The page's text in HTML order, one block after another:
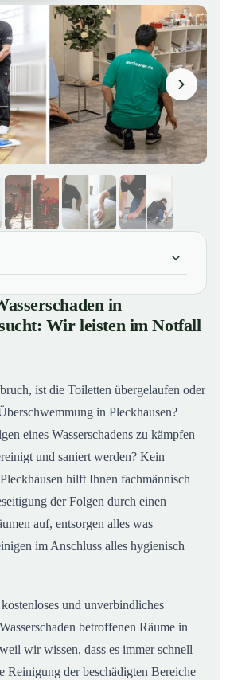
in Pleckhausen
im Notfall Sofort-Hilfe
nach Wasserschaden in
in
Wir leisten im Notfall
ist die Toiletten übergelaufen oder
in Pleckhausen?
eines Wasserschadens zu kämpfen
und saniert werden? Kein
hilft Ihnen fachmännisch
der Folgen durch einen
auf, entsorgen alles was
im Anschluss alles hygienisch
und unverbindliches
betroffenen Räume in
wir wissen, dass es immer schnell
Reinigung der beschädigten Bereiche